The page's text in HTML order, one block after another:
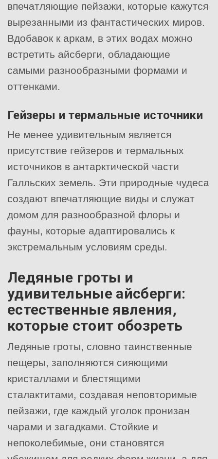
впечатляющие пейзажи, которые кажутся
вырезанными из фантастических миров.
Вдобавок к аркам, в этих водах можно
встретить айсберги, обладающие
самыми разнообразными формами и
оттенками.
Гейзеры и термальные источники
Не менее удивительным является
присутствие гейзеров и термальных
источников в антарктической части
Галльских земель. Эти природные чудеса
создают впечатляющие виды и служат
домом для разнообразной флоры и
фауны, которые адаптировались к
экстремальным условиям среды.
Ледяные гроты и
удивительные айсберги:
естественные явления,
которые стоит обозреть
Ледяные гроты, словно таинственные
пещеры, заполняются сияющими
кристаллами и блестящими
сталактитами, создавая неповторимые
пейзажи, где каждый уголок пронизан
чарами и загадками. Стойкие и
непоколебимые, они становятся